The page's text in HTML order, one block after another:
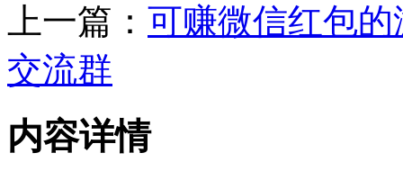
上一篇： 可赚微信红包的
交流群
内容详情